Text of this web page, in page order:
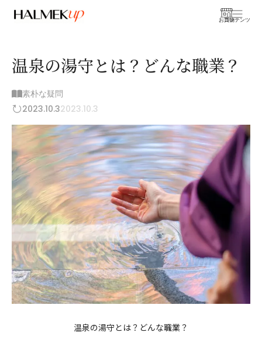
お買物
コンテンツ
温泉の湯守とは？どんな職業？
素朴な疑問
2023.10.32023.10.3
温泉の湯守とは？どんな職業？